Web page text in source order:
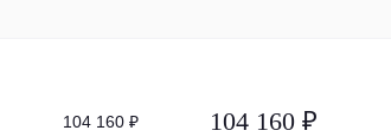
104 160 ₽ 104 160 ₽